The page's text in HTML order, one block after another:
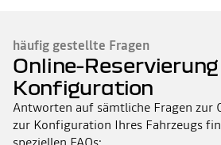
häufig gestellte Fragen
Online-
Konfiguration
Antworten auf sämtliche Fragen zur
zur Konfiguration Ihres Fahrzeugs